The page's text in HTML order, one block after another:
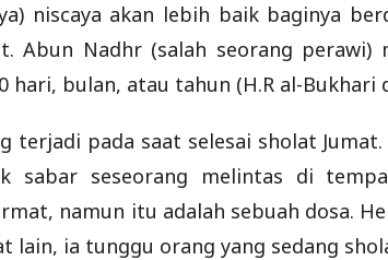
niscaya akan lebih baik baginya
Abun Nadhr (salah seorang perawi)
hari, bulan, atau tahun (H.R al-Bukhari
terjadi pada saat selesai sholat
sabar seseorang melintas di
namun itu adalah sebuah dosa.
lain, ia tunggu orang yang sedang